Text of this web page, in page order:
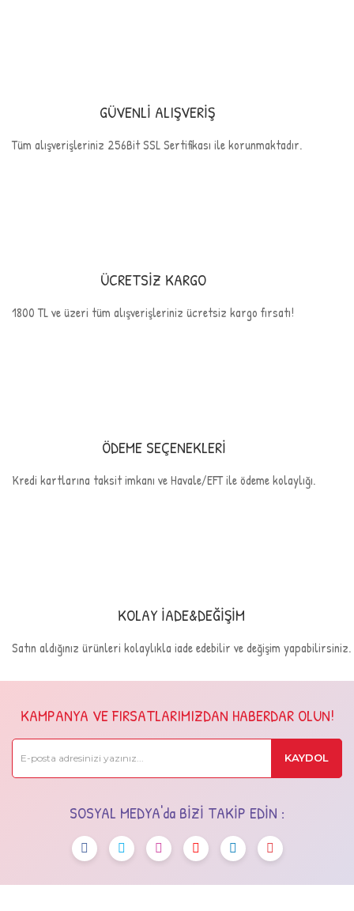
GÜVENLİ ALIŞVERİŞ
Tüm alışverişleriniz 256Bit SSL Sertifikası ile korunmaktadır.
ÜCRETSİZ KARGO
1800 TL ve üzeri tüm alışverişleriniz ücretsiz kargo fırsatı!
ÖDEME SEÇENEKLERİ
Kredi kartlarına taksit imkanı ve Havale/EFT ile ödeme kolaylığı.
KOLAY İADE&DEĞİŞİM
Satın aldığınız ürünleri kolaylıkla iade edebilir ve değişim yapabilirsiniz.
KAMPANYA VE FIRSATLARIMIZDAN HABERDAR OLUN!
KAYDOL
SOSYAL MEDYA'da BİZİ TAKİP EDİN :